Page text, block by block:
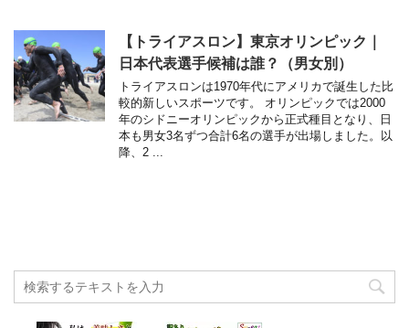
【トライアスロン】東京オリンピック｜
日本代表選手候補は誰？（男女別）
トライアスロンは1970年代にアメリカで誕生した比
較的新しいスポーツです。 オリンピックでは2000
年のシドニーオリンピックから正式種目となり、日
本も男女3名ずつ合計6名の選手が出場しました。以
降、2 ...